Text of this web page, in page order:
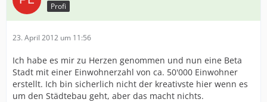
Profi
23. April 2012 um 11:56
Ich habe es mir zu Herzen genommen und nun eine Beta
Stadt mit einer Einwohnerzahl von ca. 50'000 Einwohner
erstellt. Ich bin sicherlich nicht der kreativste hier wenn es
um den Städtebau geht, aber das macht nichts.